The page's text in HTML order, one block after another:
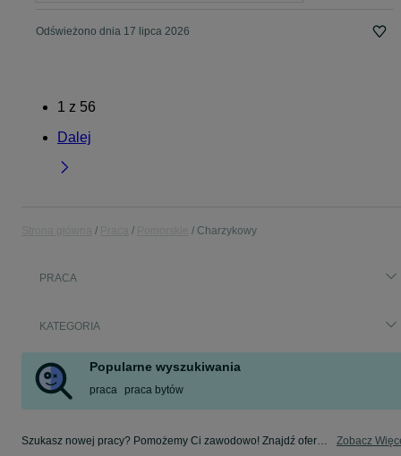
Odświeżono dnia 17 lipca 2026
1 z 56
Dalej
Charzykowy
PRACA
KATEGORIA
Popularne wyszukiwania
praca praca bytów
Szukasz nowej pracy? Pomożemy Ci zawodowo! Znajdź ofertę dla siebie w kategorii Praca na OLX - Charzykowy i okolice! Zobacz